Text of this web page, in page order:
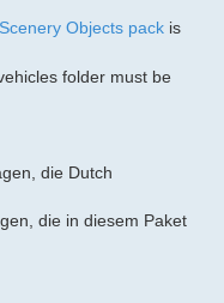
Objects pack is
folder must be
die Dutch
die in diesem Paket